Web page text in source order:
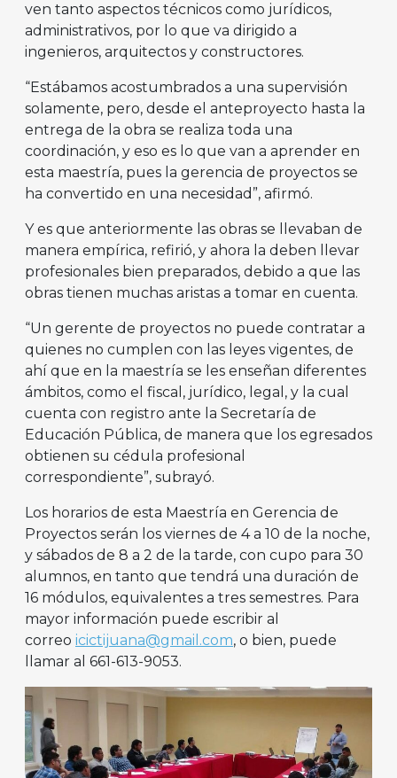
ven tanto aspectos técnicos como jurídicos,
administrativos, por lo que va dirigido a
ingenieros, arquitectos y constructores.
“Estábamos acostumbrados a una supervisión
solamente, pero, desde el anteproyecto hasta la
entrega de la obra se realiza toda una
coordinación, y eso es lo que van a aprender en
esta maestría, pues la gerencia de proyectos se
ha convertido en una necesidad”, afirmó.
Y es que anteriormente las obras se llevaban de
manera empírica, refirió, y ahora la deben llevar
profesionales bien preparados, debido a que las
obras tienen muchas aristas a tomar en cuenta.
“Un gerente de proyectos no puede contratar a
quienes no cumplen con las leyes vigentes, de
ahí que en la maestría se les enseñan diferentes
ámbitos, como el fiscal, jurídico, legal, y la cual
cuenta con registro ante la Secretaría de
Educación Pública, de manera que los egresados
obtienen su cédula profesional
correspondiente”, subrayó.
Los horarios de esta Maestría en Gerencia de
Proyectos serán los viernes de 4 a 10 de la noche,
y sábados de 8 a 2 de la tarde, con cupo para 30
alumnos, en tanto que tendrá una duración de
16 módulos, equivalentes a tres semestres. Para
mayor información puede escribir al
correo icictijuana@gmail.com, o bien, puede
llamar al 661-613-9053.